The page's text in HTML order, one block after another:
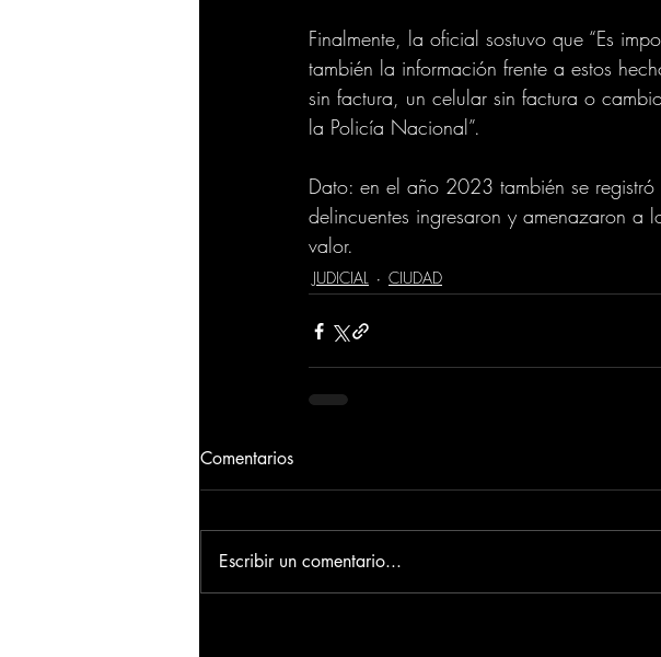
Finalmente, la oficial sostuvo que “Es
también la información frente a estos
sin factura, un celular sin factura o
la Policía Nacional”.
Dato: en el año 2023 también se
delincuentes ingresaron y amenazaron a
valor.
JUDICIAL CIUDAD
Comentarios
Escribir un comentario...